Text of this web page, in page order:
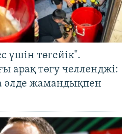
үшін төгейік".
арақ төгу челленджі:
жамандықпен